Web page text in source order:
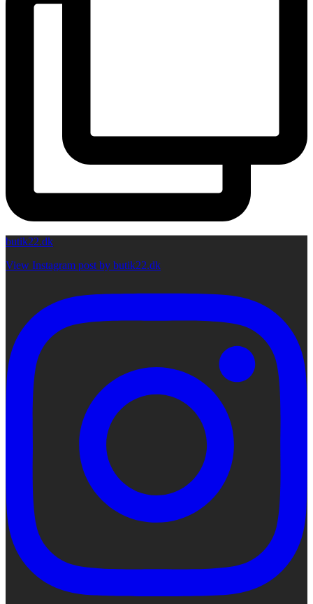
butik22.dk
View Instagram post by butik22.dk